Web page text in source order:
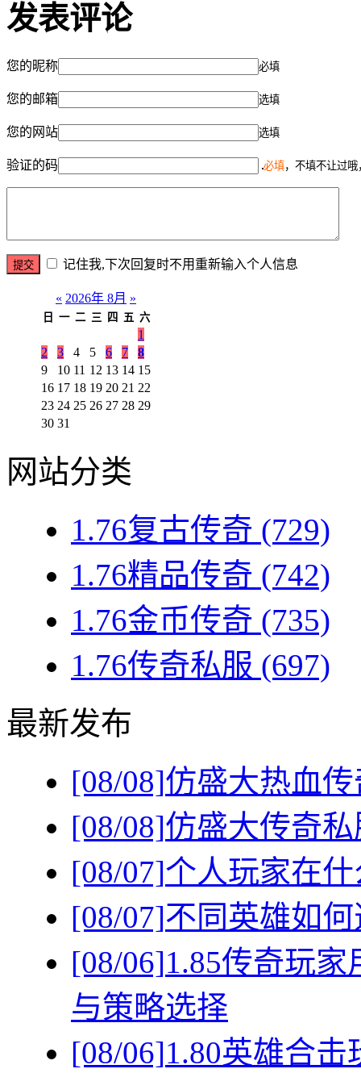
发表评论
您的昵称 必填
您的邮箱 选填
您的网站 选填
验证的码 必填，不填不让过
记住我,下次回复时不用重新输入个人信息
« 2026年 8月 »
日 一 二 三 四 五 六
1
2
3 4 5 6 7
8
9
10 11 12 13 14 15
16 17 18 19 20 21 22
23 24 25 26 27 28 29
30 31
网站分类
1.76复古传奇 (729)
1.76精品传奇 (742)
1.76金币传奇 (735)
1.76传奇私服 (697)
最新发布
[08/08]仿盛大热血
[08/08]仿盛大传奇
[08/07]个人玩家在
[08/07]不同英雄如
[08/06]1.85传奇玩
与策略选择
[08/06]1.80英雄合